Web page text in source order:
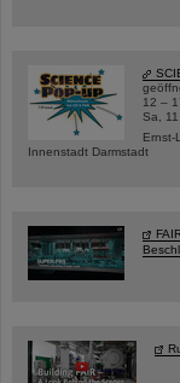
12 –
Sa,
Ernst-
Innenstadt Darmstadt